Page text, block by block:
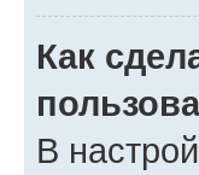
Как
В